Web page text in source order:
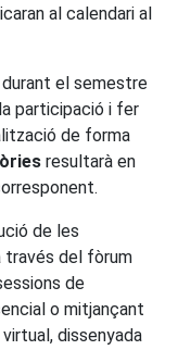
al calendari al
el semestre
participació i fer
de forma
resultarà en
de les
través del fòrum
de
o mitjançant
dissenyada